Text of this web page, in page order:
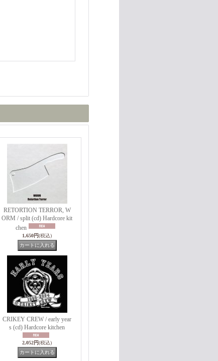
RETORTION TERROR, W
ORM / split (cd) Hardcore kit
chen
1,650円(税込)
CRIKEY CREW / early year
s (cd) Hardcore kitchen
2,052円(税込)